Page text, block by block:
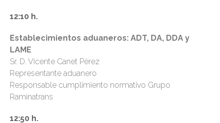
12:10 h.
Establecimientos aduaneros: ADT, DA, DDA y
LAME
Sr. D. Vicente Canet Pérez
Representante aduanero
Responsable cumplimiento normativo Grupo
Raminatrans
12:50 h.